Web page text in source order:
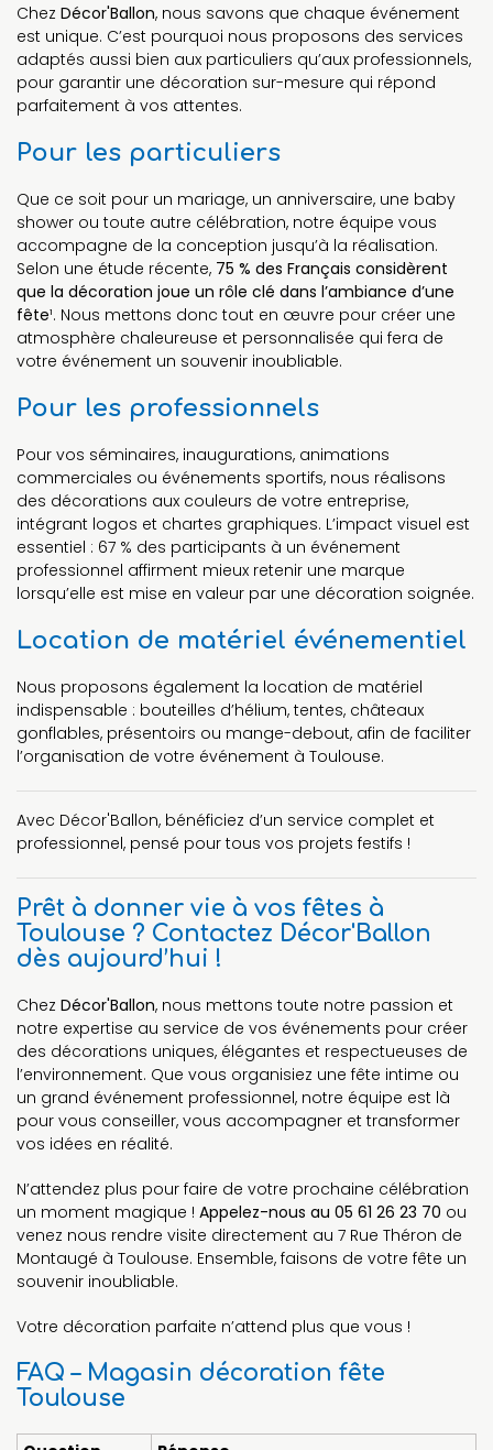
Chez Décor'Ballon, nous savons que chaque événement
est unique. C’est pourquoi nous proposons des services
adaptés aussi bien aux particuliers qu’aux professionnels,
pour garantir une décoration sur-mesure qui répond
parfaitement à vos attentes.
Pour les particuliers
Que ce soit pour un mariage, un anniversaire, une baby
shower ou toute autre célébration, notre équipe vous
accompagne de la conception jusqu’à la réalisation.
Selon une étude récente, 75 % des Français considèrent
que la décoration joue un rôle clé dans l’ambiance d’une
fête¹. Nous mettons donc tout en œuvre pour créer une
atmosphère chaleureuse et personnalisée qui fera de
votre événement un souvenir inoubliable.
Pour les professionnels
Pour vos séminaires, inaugurations, animations
commerciales ou événements sportifs, nous réalisons
des décorations aux couleurs de votre entreprise,
intégrant logos et chartes graphiques. L’impact visuel est
essentiel : 67 % des participants à un événement
professionnel affirment mieux retenir une marque
lorsqu’elle est mise en valeur par une décoration soignée.
Location de matériel événementiel
Nous proposons également la location de matériel
indispensable : bouteilles d’hélium, tentes, châteaux
gonflables, présentoirs ou mange-debout, afin de faciliter
l’organisation de votre événement à Toulouse.
Avec Décor'Ballon, bénéficiez d’un service complet et
professionnel, pensé pour tous vos projets festifs !
Prêt à donner vie à vos fêtes à
Toulouse ? Contactez Décor'Ballon
dès aujourd’hui !
Chez Décor'Ballon, nous mettons toute notre passion et
notre expertise au service de vos événements pour créer
des décorations uniques, élégantes et respectueuses de
l’environnement. Que vous organisiez une fête intime ou
un grand événement professionnel, notre équipe est là
pour vous conseiller, vous accompagner et transformer
vos idées en réalité.
N’attendez plus pour faire de votre prochaine célébration
un moment magique ! Appelez-nous au 05 61 26 23 70 ou
venez nous rendre visite directement au 7 Rue Théron de
Montaugé à Toulouse. Ensemble, faisons de votre fête un
souvenir inoubliable.
Votre décoration parfaite n’attend plus que vous !
FAQ – Magasin décoration fête
Toulouse